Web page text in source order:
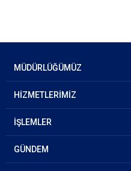
MÜDÜRLÜĞÜMÜZ
HİZMETLERİMİZ
İŞLEMLER
GÜNDEM